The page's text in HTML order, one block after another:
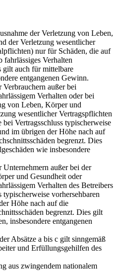
der Verletzung von Leben,
der Verletzung wesentlicher
nur für Schäden, die auf
fahrlässiges Verhalten
gilt auch für mittelbare
entgangenen Gewinn.
außer bei
Verhalten oder bei
von Leben, Körper und
wesentlicher Vertragspflichten
Vertragsschluss typischerweise
im übrigen der Höhe nach auf
begrenzt. Dies
wie insbesondere
außer bei der
und Gesundheit oder
Verhalten des Betreibers
typischerweise vorhersehbaren
Höhe nach auf die
begrenzt. Dies gilt
insbesondere entgangenen
Absätze a bis c gilt sinngemäß
und Erfüllungsgehilfen des
aus zwingendem nationalem